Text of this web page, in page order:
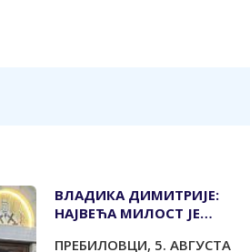
ВЛАДИКА ДИМИТРИЈЕ:
НАЈВЕЋА МИЛОСТ ЈЕ
ПРЕБИЛОВЦИ, 5. АВГУСТА